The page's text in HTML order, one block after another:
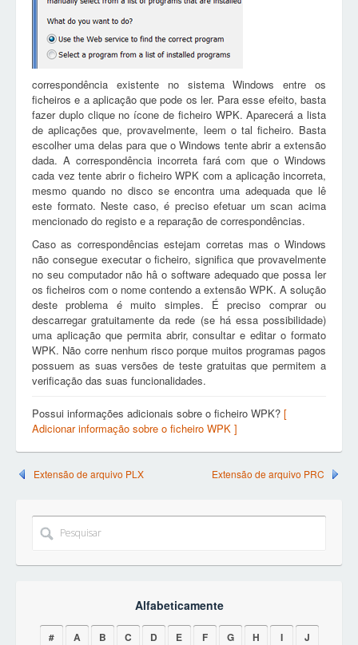
correspondência existente no sistema Windows entre os
ficheiros e a aplicação que pode os ler. Para esse efeito, basta
fazer duplo clique no ícone de ficheiro WPK. Aparecerá a lista
de aplicações que, provavelmente, leem o tal ficheiro. Basta
escolher uma delas para que o Windows tente abrir a extensão
dada. A correspondência incorreta fará com que o Windows
cada vez tente abrir o ficheiro WPK com a aplicação incorreta,
mesmo quando no disco se encontra uma adequada que lê
este formato. Neste caso, é preciso efetuar um scan acima
mencionado do registo e a reparação de correspondências.
Caso as correspondências estejam corretas mas o Windows
não consegue executar o ficheiro, significa que provavelmente
no seu computador não hâ o software adequado que possa ler
os ficheiros com o nome contendo a extensão WPK. A solução
deste problema é muito simples. É preciso comprar ou
descarregar gratuitamente da rede (se há essa possibilidade)
uma aplicação que permita abrir, consultar e editar o formato
WPK. Não corre nenhum risco porque muitos programas pagos
possuem as suas versões de teste gratuitas que permitem a
verificação das suas funcionalidades.
Possui informações adicionais sobre o ficheiro WPK? [
Adicionar informação sobre o ficheiro WPK ]
Extensão de arquivo PLX Extensão de arquivo PRC
Alfabeticamente
# A B C D E F G H I
J